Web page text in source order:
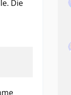
Die